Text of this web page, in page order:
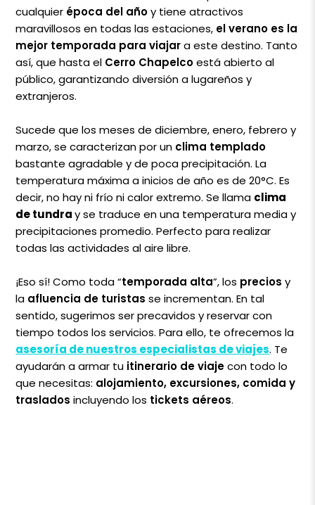
cualquier época del añoy tiene atractivos
maravillosos en todas las estaciones, el verano es la
mejor temporada para viajara este destino. Tanto
así, que hasta el Cerro Chapelcoestá abierto al
público, garantizando diversión a lugareños y
extranjeros.
Sucede que los meses de diciembre, enero, febrero y
marzo, se caracterizan por un clima templado
bastante agradable y de poca precipitación. La
temperatura máxima a inicios de año es de 20°C. Es
decir, no hay ni frío ni calor extremo. Se llama clima
de tundray se traduce en una temperatura media y
precipitaciones promedio. Perfecto para realizar
todas las actividades al aire libre.
¡Eso sí! Como toda “temporada alta”, los precios y
la afluencia de turistas se incrementan. En tal
sentido, sugerimos ser precavidos y reservar con
tiempo todos los servicios. Para ello, te ofrecemos la
asesoría de nuestros especialistas de viajes. Te
ayudarán a armar tu itinerario de viajecon todo lo
que necesitas: alojamiento, excursiones, comida y
traslados incluyendo los tickets aéreos.